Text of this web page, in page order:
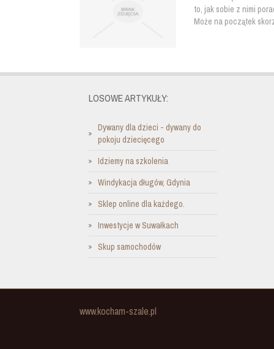
to, jak sobie z nimi
Może na początek
LOSOWE ARTYKUŁY:
Dywany dla dzieci - dywany do
pokoju dziecięcego
Idziemy na szkolenia
Windykacja długów, Gdynia
Sklep online dla każdego.
Inwestycje w Suwałkach
Skup samochodów
www.kocham-szale.pl